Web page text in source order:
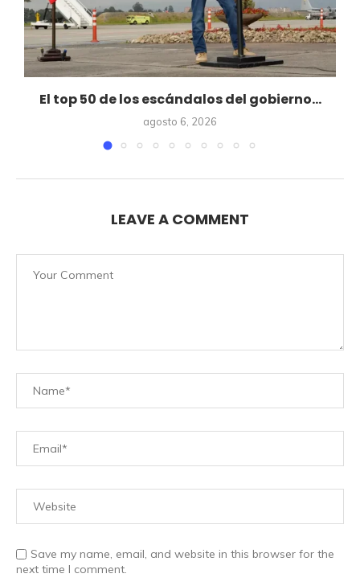
El top 50 de los escándalos del gobierno...
agosto 6, 2026
LEAVE A COMMENT
Save my name, email, and website in this browser for the
next time I comment.